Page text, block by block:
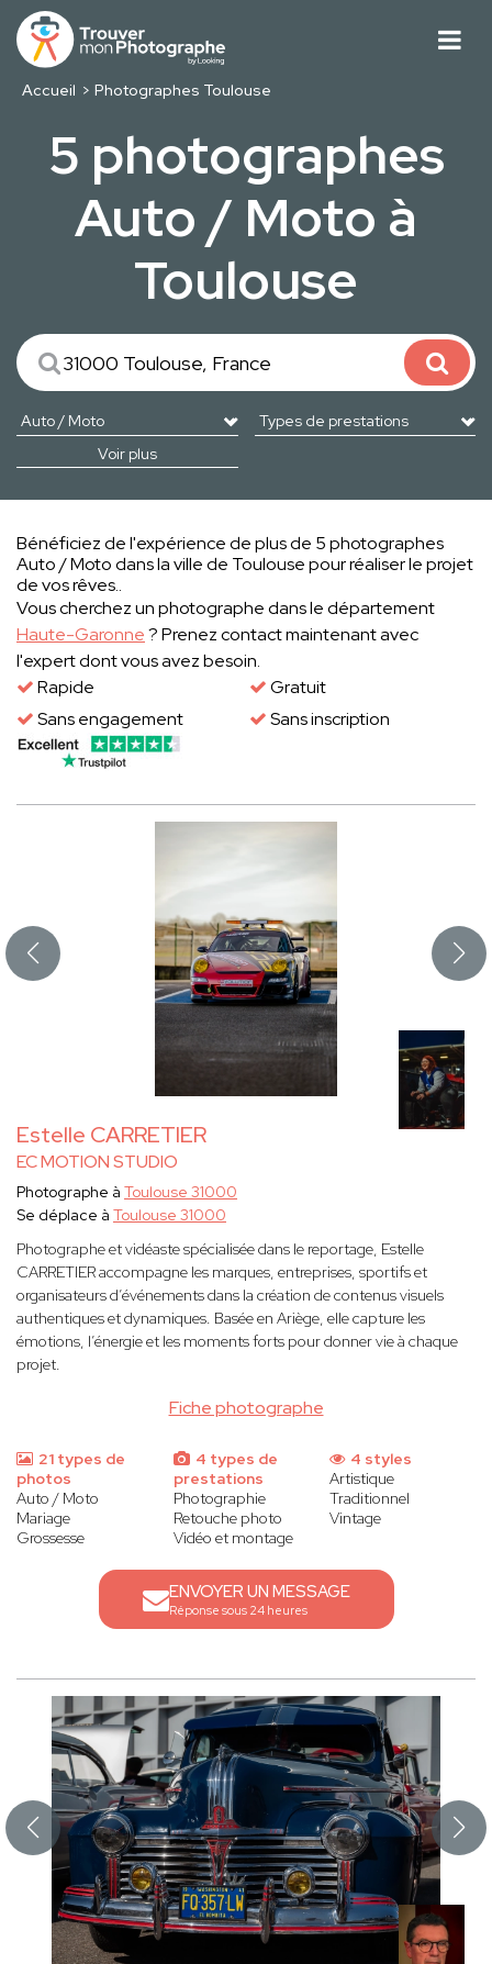
Accueil Photographes Toulouse
5 photographes
Auto / Moto à
Toulouse
Voir plus
Bénéficiez de l'expérience de plus de 5 photographes
Auto / Moto dans la ville de Toulouse pour réaliser le projet
de vos rêves..
Vous cherchez un photographe dans le département
Haute-Garonne? Prenez contact maintenant avec
l'expert dont vous avez besoin.
Rapide
Gratuit
Sans engagement
Sans inscription
Estelle CARRETIER
EC MOTION STUDIO
Fiche photographe
Photographe à Toulouse 31000
Se déplace à Toulouse 31000
Photographe et vidéaste spécialisée dans le reportage, Estelle
CARRETIER accompagne les marques, entreprises, sportifs et
organisateurs d’événements dans la création de contenus visuels
authentiques et dynamiques. Basée en Ariège, elle capture les
émotions, l’énergie et les moments forts pour donner vie à chaque
projet.
21 types de
photos
Auto / Moto
Mariage
Grossesse
4 types de
prestations
Photographie
Retouche photo
Vidéo et montage
4 styles
Artistique
Traditionnel
Vintage
ENVOYER UN MESSAGE
Réponse sous 24 heures